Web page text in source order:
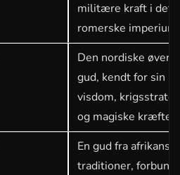
militære kraft i det
romerske imperium.
Den nordiske
gud, kendt for sin
visdom,
og magiske kræfter.
En gud fra
traditioner,